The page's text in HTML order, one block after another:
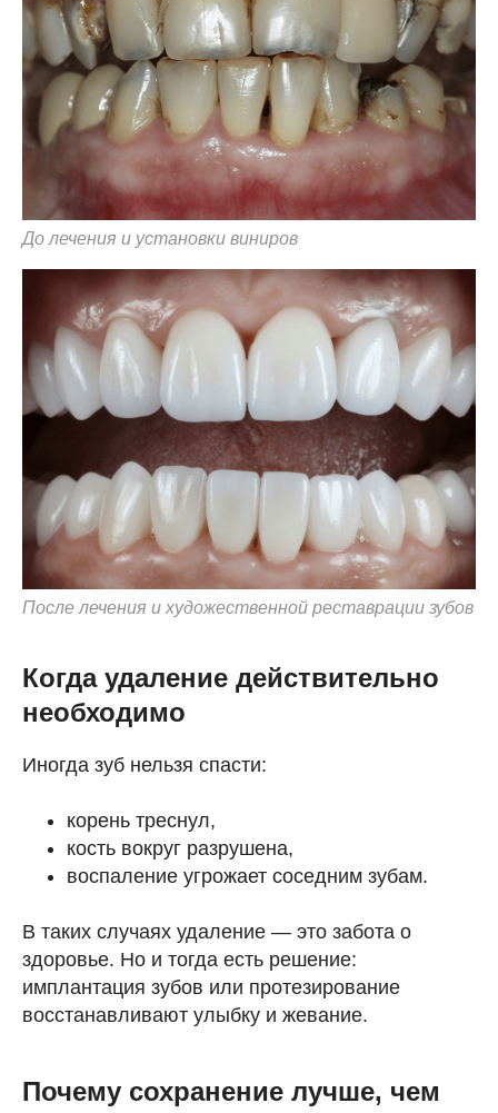
До лечения и установки виниров
После лечения и художественной реставрации зубов
Когда удаление действительно
необходимо
Иногда зуб нельзя спасти:
корень треснул,
кость вокруг разрушена,
воспаление угрожает соседним зубам.
В таких случаях удаление — это забота о
здоровье. Но и тогда есть решение:
имплантация зубов или протезирование
восстанавливают улыбку и жевание.
Почему сохранение лучше, чем